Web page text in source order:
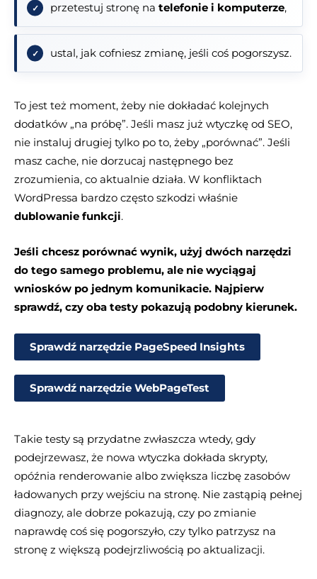
przetestuj stronę na telefonie i komputerze,
ustal, jak cofniesz zmianę, jeśli coś pogorszysz.
To jest też moment, żeby nie dokładać kolejnych
dodatków „na próbę”. Jeśli masz już wtyczkę od SEO,
nie instaluj drugiej tylko po to, żeby „porównać”. Jeśli
masz cache, nie dorzucaj następnego bez
zrozumienia, co aktualnie działa. W konfliktach
WordPressa bardzo często szkodzi właśnie
dublowanie funkcji.
Jeśli chcesz porównać wynik, użyj dwóch narzędzi
do tego samego problemu, ale nie wyciągaj
wniosków po jednym komunikacie. Najpierw
sprawdź, czy oba testy pokazują podobny kierunek.
Sprawdź narzędzie PageSpeed Insights
Sprawdź narzędzie WebPageTest
Takie testy są przydatne zwłaszcza wtedy, gdy
podejrzewasz, że nowa wtyczka dokłada skrypty,
opóźnia renderowanie albo zwiększa liczbę zasobów
ładowanych przy wejściu na stronę. Nie zastąpią pełnej
diagnozy, ale dobrze pokazują, czy po zmianie
naprawdę coś się pogorszyło, czy tylko patrzysz na
stronę z większą podejrzliwością po aktualizacji.